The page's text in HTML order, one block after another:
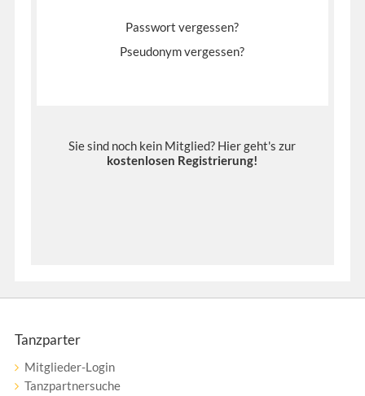
Passwort vergessen?
Pseudonym vergessen?
Sie sind noch kein Mitglied? Hier geht's zur
kostenlosen Registrierung!
Tanzparter
Mitglieder-Login
Tanzpartnersuche